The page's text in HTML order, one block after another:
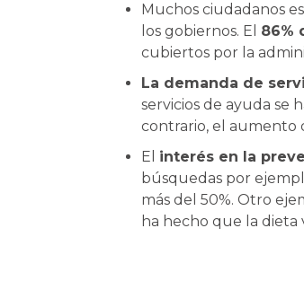
Muchos ciudadanos
los gobiernos. El 86%
cubiertos por la
La demanda de
servicios de ayuda se
contrario, el aumento
El interés en la
búsquedas por
más del 50%. Otro
ha hecho que la dieta